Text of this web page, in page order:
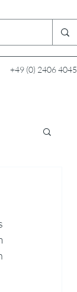
+49 (0) 2406 4045